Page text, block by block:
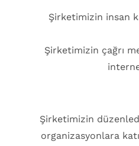
-Şirketimizin insan
-Şirketimizin çağrı
-Şirketimizin
organizasyonlara